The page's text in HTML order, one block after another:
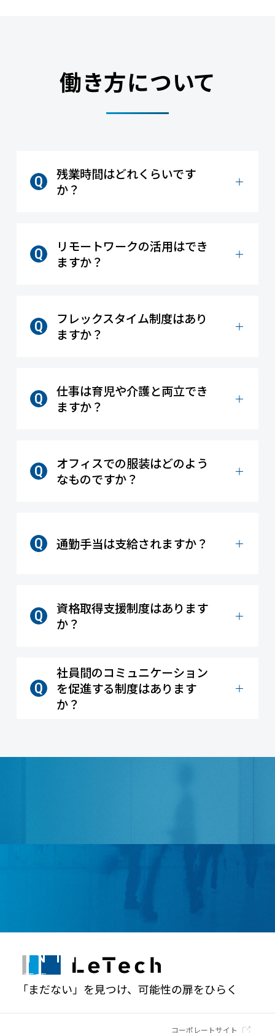
働き方について
残業時間はどれくらいです
か？
リモートワークの活用はでき
ますか？
フレックスタイム制度はあり
ますか？
仕事は育児や介護と両立でき
ますか？
オフィスでの服装はどのよう
なものですか？
通勤手当は支給されますか？
資格取得支援制度はあります
か？
社員間のコミュニケーション
を促進する制度はあります
か？
ENTRY
募集要項・エントリー
「まだない」を見つけ、可能性の扉をひらく
コーポレートサイト